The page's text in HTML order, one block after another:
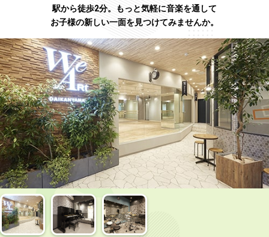
駅から徒歩2分。もっと気軽に音楽を通して
お子様の新しい一面を見つけてみませんか。